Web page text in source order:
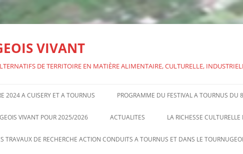
VIVANT
DE TERRITOIRE EN MATIÈRE ALIMENTAIRE, CULTURELLE,
2024 A CUISERY ET A TOURNUS PROGRAMME DU FESTIVAL A TOURNUS
FESTIVAL ALIMEN’TERRE 2024 –
SAVARIN
VIVANT POUR 2025/2026 ACTUALITES LA RICHESSE
TRAVAUX DE RECHERCHE ACTION CONDUITS A TOURNUS ET DANS LE